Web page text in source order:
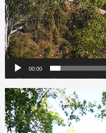
00:00
Video
Player